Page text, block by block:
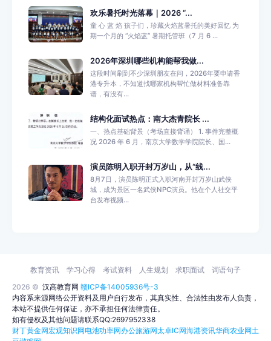
欢乐暑托时光落幕｜2026 “...
童 心 蓝 焰 孩子们，珍藏火焰蓝暑托的美好回忆 为
期一个月的 “火焰蓝” 暑期托管班（7 月 6 ...
2026年深圳哪些机构能帮我做...
这段时间刷到不少深圳朋友在问，2026年要申请香
港专升本，不知道找哪家机构帮忙做材料准备靠
谱，有没有...
结构化面试热点：南大杰青院长 ...
一、热点基础背景（考场直接背诵） 1. 事件完整概
况 2026 年 6 月，南京大学数学学院院长、国...
演员陈明入职开封万岁山，从“线...
8月7日，演员陈明正式入职河南开封万岁山武侠
城，成为景区一名武侠NPC演员。他在个人社交平
台发布视频...
2026 © 汉高教育网 赣ICP备14005936号-3
内容系来源网络公开资料及用户自行发布，其真实性、合法性由发布人负责，
本站不提供任何保证，亦不承担任何法律责任。
如有侵权及其他问题请联系QQ:2697952338
财丁黄金网宏观知识网电池功率网办公旅游网太卓IC网海港资讯华商农业网土
教育资讯 学习心得 考试资料 人生规划 求职面试 词语句子